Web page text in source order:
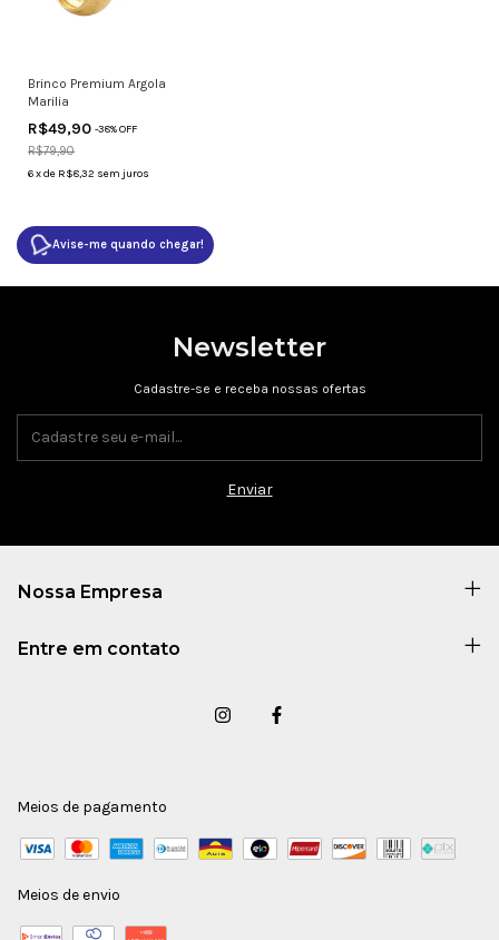
Brinco Premium Argola
Marilia
R$49,90 -38% OFF
R$79,90
6xde R$8,32 sem juros
Avise-me quando chegar!
Newsletter
Cadastre-se e receba nossas ofertas
Nossa Empresa
Entre em contato
Meios de pagamento
Meios de envio